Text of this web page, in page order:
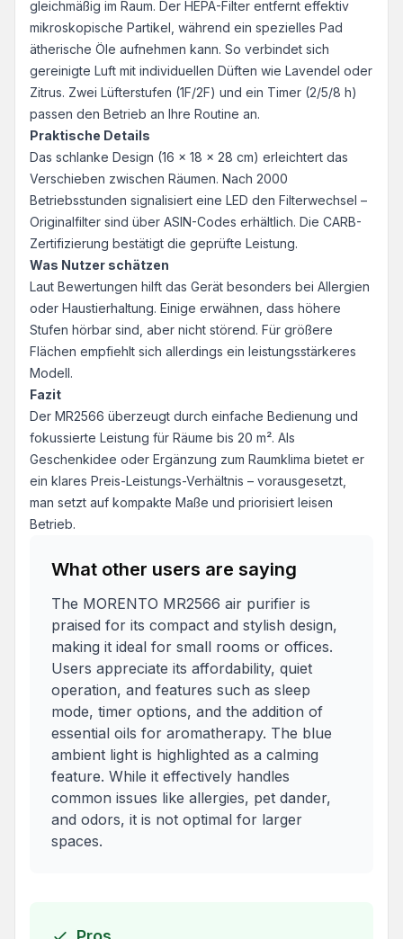
gleichmäßig im Raum. Der HEPA-Filter entfernt effektiv
mikroskopische Partikel, während ein spezielles Pad
ätherische Öle aufnehmen kann. So verbindet sich
gereinigte Luft mit individuellen Düften wie Lavendel oder
Zitrus. Zwei Lüfterstufen (1F/2F) und ein Timer (2/5/8 h)
passen den Betrieb an Ihre Routine an.
Praktische Details
Das schlanke Design (16 x 18 x 28 cm) erleichtert das
Verschieben zwischen Räumen. Nach 2000
Betriebsstunden signalisiert eine LED den Filterwechsel –
Originalfilter sind über ASIN-Codes erhältlich. Die CARB-
Zertifizierung bestätigt die geprüfte Leistung.
Was Nutzer schätzen
Laut Bewertungen hilft das Gerät besonders bei Allergien
oder Haustierhaltung. Einige erwähnen, dass höhere
Stufen hörbar sind, aber nicht störend. Für größere
Flächen empfiehlt sich allerdings ein leistungsstärkeres
Modell.
Fazit
Der MR2566 überzeugt durch einfache Bedienung und
fokussierte Leistung für Räume bis 20 m². Als
Geschenkidee oder Ergänzung zum Raumklima bietet er
ein klares Preis-Leistungs-Verhältnis – vorausgesetzt,
man setzt auf kompakte Maße und priorisiert leisen
Betrieb.
What other users are saying
The MORENTO MR2566 air purifier is
praised for its compact and stylish design,
making it ideal for small rooms or offices.
Users appreciate its affordability, quiet
operation, and features such as sleep
mode, timer options, and the addition of
essential oils for aromatherapy. The blue
ambient light is highlighted as a calming
feature. While it effectively handles
common issues like allergies, pet dander,
and odors, it is not optimal for larger
spaces.